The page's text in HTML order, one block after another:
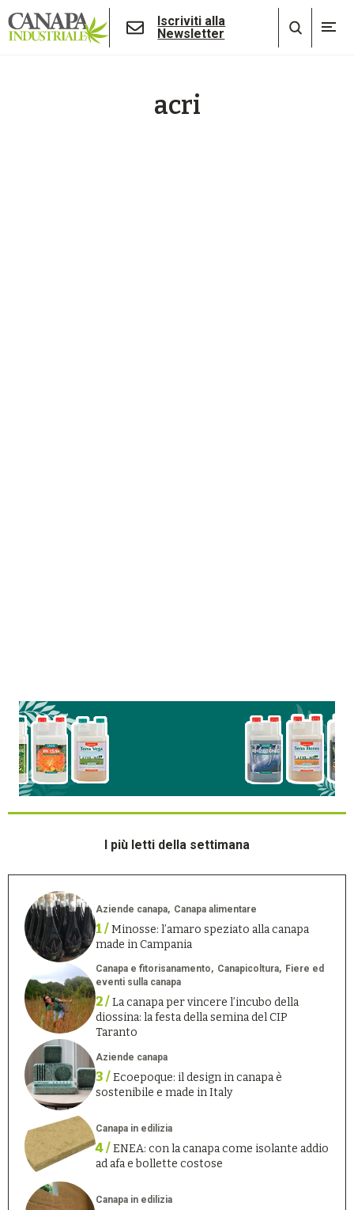
Iscriviti alla
Newsletter
acri
I più letti della settimana
Aziende canapa Canapa alimentare
1 /Minosse: l’amaro speziato alla canapa
made in Campania
Canapa e fitorisanamento Canapicoltura
Fiere ed
eventi sulla canapa
2 /La canapa per vincere l’incubo della
diossina: la festa della semina del CIP
Taranto
Aziende canapa
3 /Ecoepoque: il design in canapa è
sostenibile e made in Italy
Canapa in edilizia
4 /ENEA: con la canapa come isolante addio
ad afa e bollette costose
Canapa in edilizia